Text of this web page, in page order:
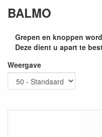
BALMO
Grepen en knoppen
Deze dient u apart te
Weergave